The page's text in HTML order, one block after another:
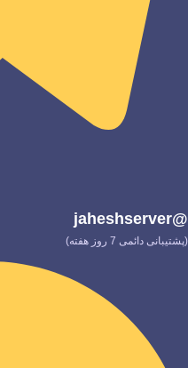
@jaheshserver
(پشتیبانی دائمی 7 روز هفته)